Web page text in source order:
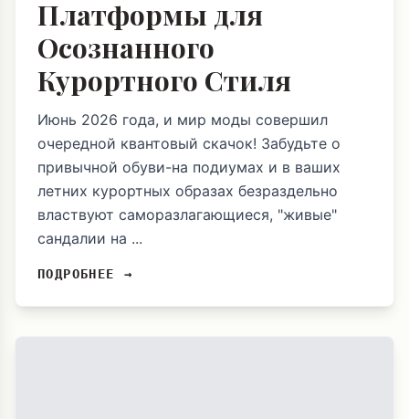
Платформы для
Осознанного
Курортного Стиля
Июнь 2026 года, и мир моды совершил
очередной квантовый скачок! Забудьте о
привычной обуви-на подиумах и в ваших
летних курортных образах безраздельно
властвуют саморазлагающиеся, "живые"
сандалии на ...
ПОДРОБНЕЕ →